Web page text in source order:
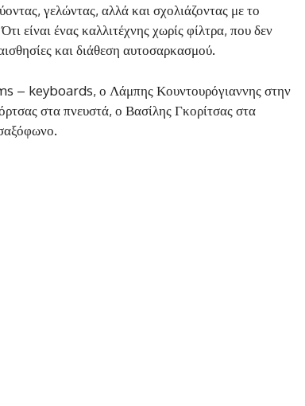
γελώντας, αλλά και σχολιάζοντας με το
είναι ένας καλλιτέχνης χωρίς φίλτρα, που δεν
και διάθεση αυτοσαρκασμού.
– keyboards, ο Λάμπης Κουντουρόγιαννης στην
στα πνευστά, ο Βασίλης Γκορίτσας στα